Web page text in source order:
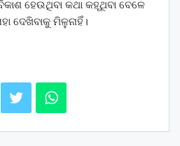
ହେଉଥିବା କଥା କହୂଥିବା ବେଳେ
ଦେଖିବାକୁ ମିଳୁନାହିଁ।